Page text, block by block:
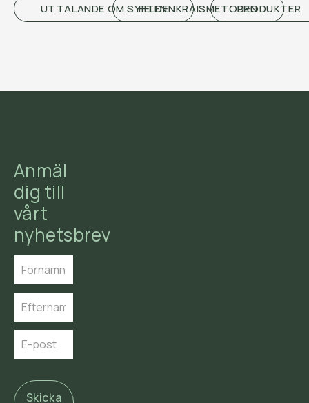
UTTALANDE OM SYFTENFELDENKRAISMETODENPRODUKTER
Anmäl
dig till
vårt
nyhetsbrev
Skicka